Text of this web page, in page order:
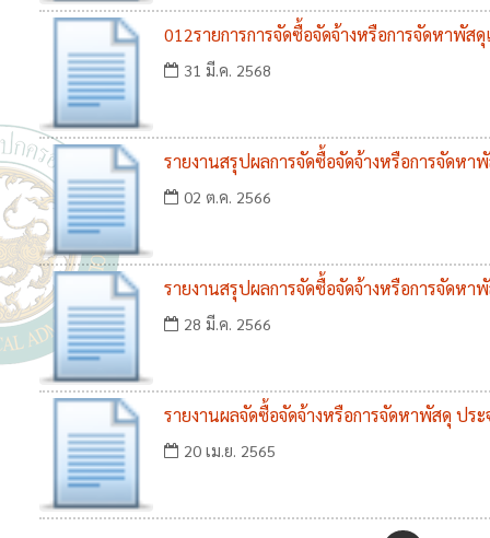
012รายการการจัดซื้อจัดจ้างหรือการจัดหาพัส
การจัดหาพัสดุ ประจำปี พ.ศ.๒๕๖๘
31 มี.ค. 2568
รายงานสรุปผลการจัดซื้อจัดจ้างหรือการจัดหา
02 ต.ค. 2566
รายงานสรุปผลการจัดซื้อจัดจ้างหรือการจัดหา
28 มี.ค. 2566
รายงานผลจัดซื้อจัดจ้างหรือการจัดหาพัสดุ ปร
20 เม.ย. 2565